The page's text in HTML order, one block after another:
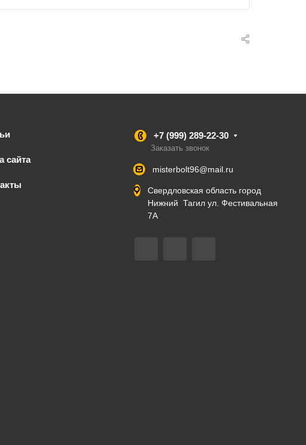
сайта
+7 (999) 289-22-30
Заказать звонок
misterbolt96@mail.ru
Свердловская область город
Нижний Тагил ул. Фестивальная
7А